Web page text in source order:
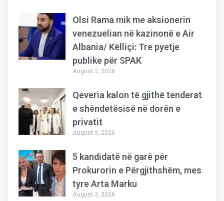
Olsi Rama mik me aksionerin
venezuelian në kazinonë e Air
Albania/ Këlliçi: Tre pyetje
publike për SPAK
August 3, 2026
Qeveria kalon të gjithë tenderat
e shëndetësisë në dorën e
privatit
August 3, 2026
5 kandidatë në garë për
Prokurorin e Përgjithshëm, mes
tyre Arta Marku
August 3, 2026